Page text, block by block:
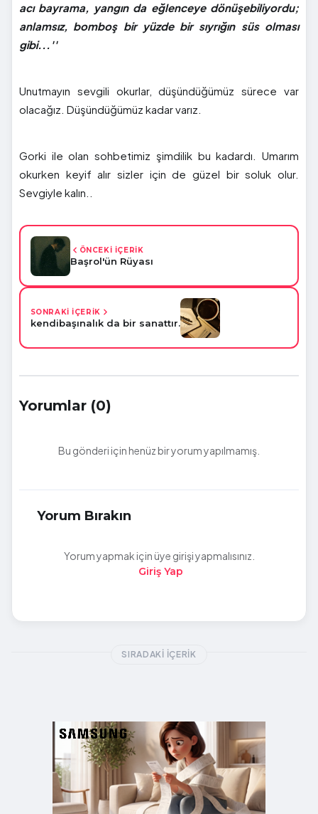
acı bayrama, yangın da eğlenceye dönüşebiliyordu;
anlamsız, bomboş bir yüzde bir sıyrığın süs olması
gibi...''
Unutmayın sevgili okurlar, düşündüğümüz sürece var
olacağız. Düşündüğümüz kadar varız.
Gorki ile olan sohbetimiz şimdilik bu kadardı. Umarım
okurken keyif alır sizler için de güzel bir soluk olur.
Sevgiyle kalın..
ÖNCEKİ İÇERİK
Başrol'ün Rüyası
SONRAKİ İÇERİK
kendibaşınalık da bir sanattır.
Yorumlar (0)
Bu gönderi için henüz bir yorum yapılmamış.
Yorum Bırakın
Yorum yapmak için üye girişi yapmalısınız.
Giriş Yap
SIRADAKI İÇERIK